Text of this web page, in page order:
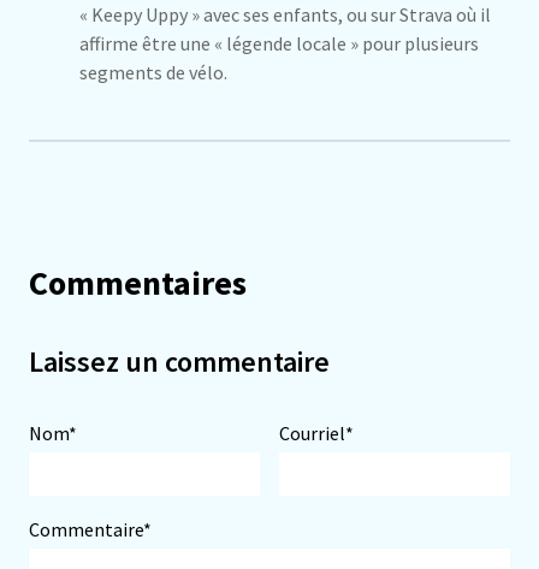
« Keepy Uppy » avec ses enfants, ou sur Strava où il
affirme être une « légende locale » pour plusieurs
segments de vélo.
Commentaires
Laissez un commentaire
Nom* Courriel*
Commentaire*